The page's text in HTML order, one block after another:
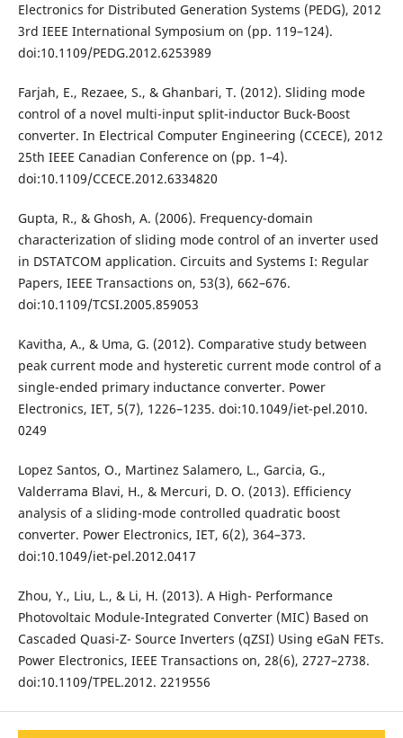
Electronics for Distributed Generation Systems (PEDG), 2012
3rd IEEE International Symposium on (pp. 119–124).
doi:10.1109/PEDG.2012.6253989
Farjah, E., Rezaee, S., & Ghanbari, T. (2012). Sliding mode
control of a novel multi-input split-inductor Buck-Boost
converter. In Electrical Computer Engineering (CCECE), 2012
25th IEEE Canadian Conference on (pp. 1–4).
doi:10.1109/CCECE.2012.6334820
Gupta, R., & Ghosh, A. (2006). Frequency-domain
characterization of sliding mode control of an inverter used
in DSTATCOM application. Circuits and Systems I: Regular
Papers, IEEE Transactions on, 53(3), 662–676.
doi:10.1109/TCSI.2005.859053
Kavitha, A., & Uma, G. (2012). Comparative study between
peak current mode and hysteretic current mode control of a
single-ended primary inductance converter. Power
Electronics, IET, 5(7), 1226–1235. doi:10.1049/iet-pel.2010.
0249
Lopez Santos, O., Martinez Salamero, L., Garcia, G.,
Valderrama Blavi, H., & Mercuri, D. O. (2013). Efficiency
analysis of a sliding-mode controlled quadratic boost
converter. Power Electronics, IET, 6(2), 364–373.
doi:10.1049/iet-pel.2012.0417
Zhou, Y., Liu, L., & Li, H. (2013). A High- Performance
Photovoltaic Module-Integrated Converter (MIC) Based on
Cascaded Quasi-Z- Source Inverters (qZSI) Using eGaN FETs.
Power Electronics, IEEE Transactions on, 28(6), 2727–2738.
doi:10.1109/TPEL.2012. 2219556